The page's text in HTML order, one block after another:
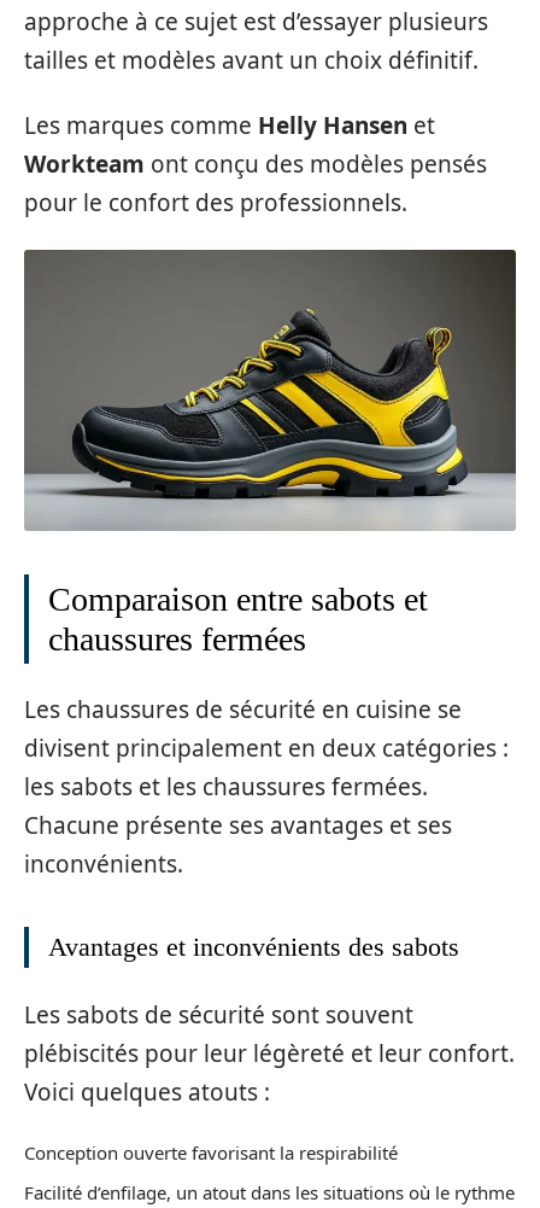
approche à ce sujet est d’essayer plusieurs
tailles et modèles avant un choix définitif.
Les marques comme Helly Hansen et
Workteam ont conçu des modèles pensés
pour le confort des professionnels.
Comparaison entre sabots et
chaussures fermées
Les chaussures de sécurité en cuisine se
divisent principalement en deux catégories :
les sabots et les chaussures fermées.
Chacune présente ses avantages et ses
inconvénients.
Avantages et inconvénients des sabots
Les sabots de sécurité sont souvent
plébiscités pour leur légèreté et leur confort.
Voici quelques atouts :
Conception ouverte favorisant la respirabilité
Facilité d’enfilage, un atout dans les situations où le rythme